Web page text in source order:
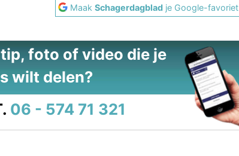
MaakSchagerdagblad je Google-favoriet
foto of video die je
wilt delen?
06 - 574 71 321